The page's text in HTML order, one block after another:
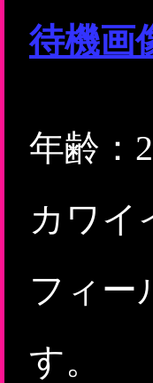
待機画
年齢：
カワイ
フィー
す。